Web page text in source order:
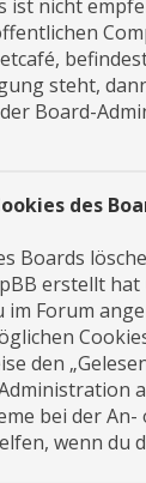
ist nicht
steht,
Board-
des
Boards
erstellt
im Forum
den
bei der
wenn du